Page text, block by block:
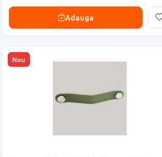
Adauga
Nou